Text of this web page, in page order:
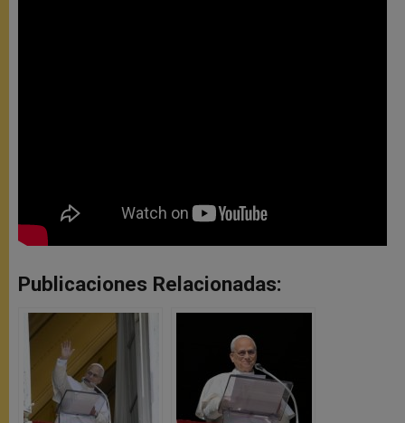
Publicaciones Relacionadas: